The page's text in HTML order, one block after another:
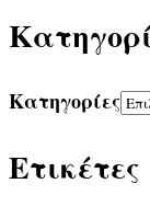
Kατηγορίες
Ετικέτες